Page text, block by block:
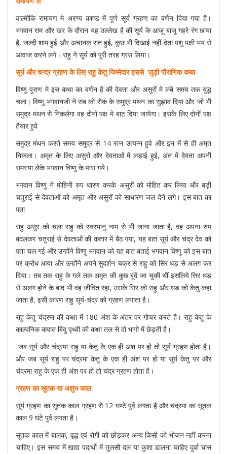
वाल्मीकि रामायण मे अरण्य काण्ड में पूर्ण सूर्य ग्रहण का वर्णन दिया गया है।
भगवान राम और खर के दौरान यह उल्लेख है की सूर्य के आजू बाजू गहरे रंग छाया
है, जल्दी शाम हुई और अचानक रात हुई, कुछ भी दिखाई नहीं देता पशु पक्षी भय से
आवाज करने लगे। राहु ने सूर्य को पूरी तरह ग्रस लिया।
सूर्य और चन्द्र ग्रहण के लिए राहु केतु जिम्मेदार इससे जुड़ी पौराणिक कथा
विष्णु पुराण मे इस कथा का वर्णन है की देवता और असुरों मे लंबे समय तक युद्ध
चला। विष्णु भगवानजी ने सब को रोक के समुद्र मंथन का सुझाव दिया और जो भी
समुद्र मंथन से निकलेगा वह दोनो पक्ष मे बाट दिया जायेगा। इसके लिए दोनों पक्ष
तैयार हुवे
समुद्र मंथन करते समय समुद्र से 14 रत्न उत्पन्न हुवे और इन में से ही अमृत
निकला। अमृत के लिए असुरों और देवताओं में लड़ाई हुई, अंत में देवता अपनी
समस्या लेके भगवान विष्णु के पास गये।
भगवान विष्णु ने मोहिनी रुप धारण करके असुरों को मोहित कर लिया और बड़ी
चतुराई से देवताओं को अमृत और असुरों को साधारण जल देने लगे। इस बात का
पता
राहु असुर को चला राहु को स्वरभानु नाम से भी जाना जाता है, वह अपना रुप
बदलकर चतुराई से देवताओं की कतार में बैठ गया, यह बात सूर्य और चंद्र देव को
पता चल गई और उन्होंने विष्णु भगवान को यह बात बताई भगवान विष्णु को इस बात
पर क्रोध आया और उन्होंने अपने सुदर्शन चक्र से राहु को सिर धड़ से अलग कर
दिया। तब तक राहु के गले तक अमृत की कुछ बूंदें जा चुकी थीं इसलिये सिर धड़
से अलग होने के बाद भी वह जीवित रहा, उसके सिर को राहु और धड़ को केतु कहा
जाता है, इसी कारण राहु सूर्य-चंद्र को ग्रहण लगाता है।
राहु केतु चंद्रमा की कक्षा में 180 अंश के अंतर पर गोचर करते है। राहु केतु के
काल्पनिक कपात बिंदु पृथ्वी की कक्षा तल से दो भागो में छेड़ती है।
जब सूर्य और चंद्रमा राहु या केतु के एक ही अंश पर हो तो सूर्य ग्रहण होता है।
और जब सूर्य राहु पर चंद्रमा केतु के एक ही अंश पर हो या सूर्य केतु पर और
चंद्रमा राहु के एक ही अंश पर हो तो चंद्र ग्रहण होता है।
ग्रहण का सूतक या अशुभ काल
सूर्य ग्रहण का सूतक काल ग्रहण से 12 घण्टे पुर्व लगता है और चंद्रमा का सूतक
काल 9 घंटे पुर्व लगता है।
सूतक काल में बालक, वृद्ध एवं रोगी को छोड़कर अन्य किसी को भोजन नहीं करना
चाहिए। इस समय में खाद्य पदार्थो में तुलसी दल या कुशा डालना चाहिए दुर्वा घास